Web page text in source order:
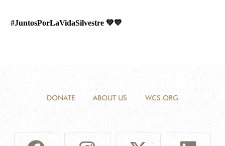
#JuntosPorLaVidaSilvestre 💚💙
DONATE ABOUT US WCS.ORG